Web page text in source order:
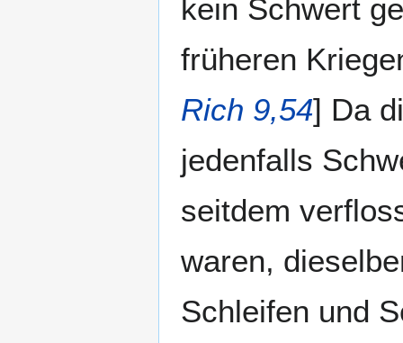
kein Schwert
früheren
Rich 9,54] Da
jedenfalls
seitdem
waren,
Schleifen und